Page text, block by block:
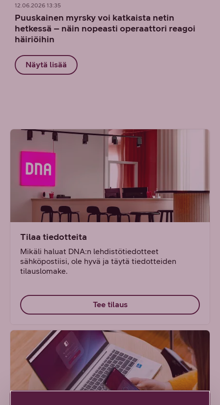
12.06.2026 13:35
Puuskainen myrsky voi katkaista netin
hetkessä – näin nopeasti operaattori reagoi
häiriöihin
Näytä lisää
Tilaa tiedotteita
Mikäli haluat DNA:n lehdistötiedotteet
sähköpostiisi, ole hyvä ja täytä tiedotteiden
tilauslomake.
Tee tilaus